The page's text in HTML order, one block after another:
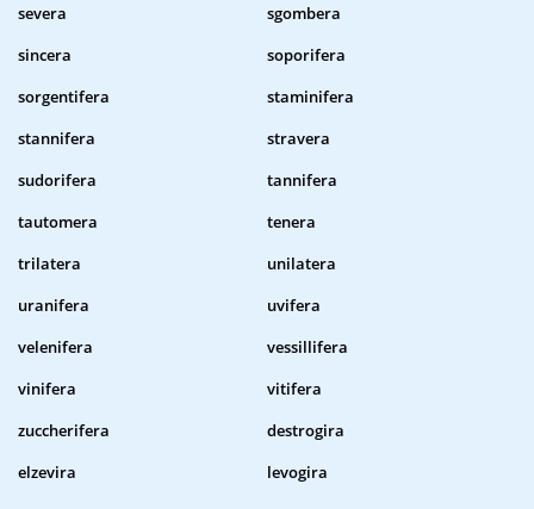
severa
sgombera
sincera
soporifera
sorgentifera
staminifera
stannifera
stravera
sudorifera
tannifera
tautomera
tenera
trilatera
unilatera
uranifera
uvifera
velenifera
vessillifera
vinifera
vitifera
zuccherifera
destrogira
elzevira
levogira